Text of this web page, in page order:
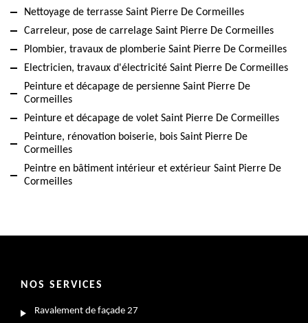
Nettoyage de terrasse Saint Pierre De Cormeilles
Carreleur, pose de carrelage Saint Pierre De Cormeilles
Plombier, travaux de plomberie Saint Pierre De Cormeilles
Electricien, travaux d'électricité Saint Pierre De Cormeilles
Peinture et décapage de persienne Saint Pierre De
Cormeilles
Peinture et décapage de volet Saint Pierre De Cormeilles
Peinture, rénovation boiserie, bois Saint Pierre De
Cormeilles
Peintre en bâtiment intérieur et extérieur Saint Pierre De
Cormeilles
NOS SERVICES
Ravalement de façade 27